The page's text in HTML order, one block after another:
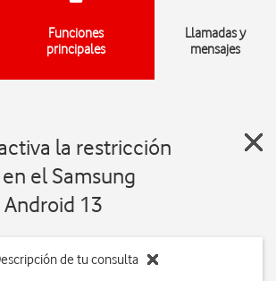
Funciones
principales
Llamadas y
mensajes
la restricción
el Samsung
Android 13
de tu consulta